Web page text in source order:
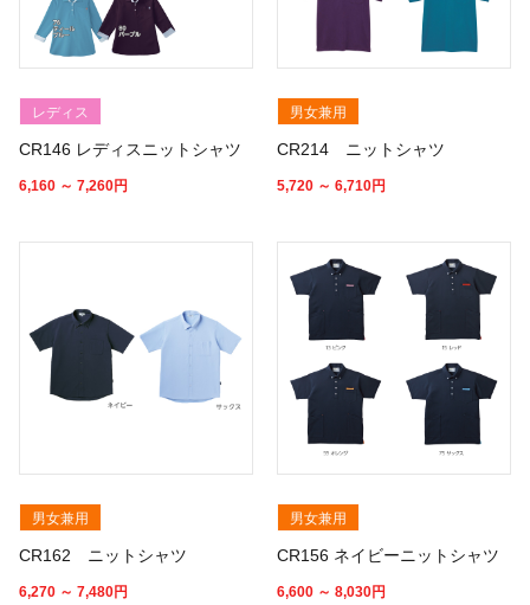
レディス
CR146 レディスニットシャツ
6,160 ～ 7,260円
男女兼用
CR214 ニットシャツ
5,720 ～ 6,710円
男女兼用
CR162 ニットシャツ
6,270 ～ 7,480円
男女兼用
CR156 ネイビーニットシャツ
6,600 ～ 8,030円